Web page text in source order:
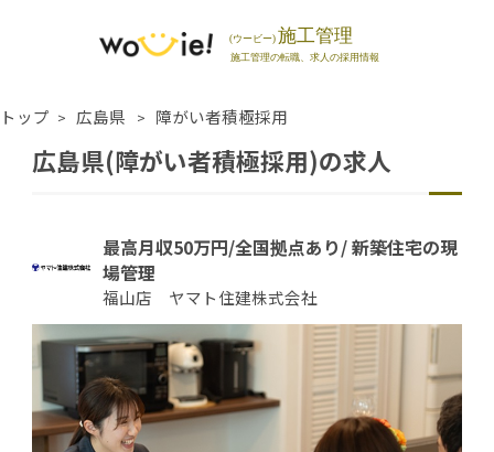
トップ 広島県 障がい者積極採用
広島県(障がい者積極採用)の求人
最高月収50万円/全国拠点あり/ 新築住宅の現
場管理
福山店 ヤマト住建株式会社